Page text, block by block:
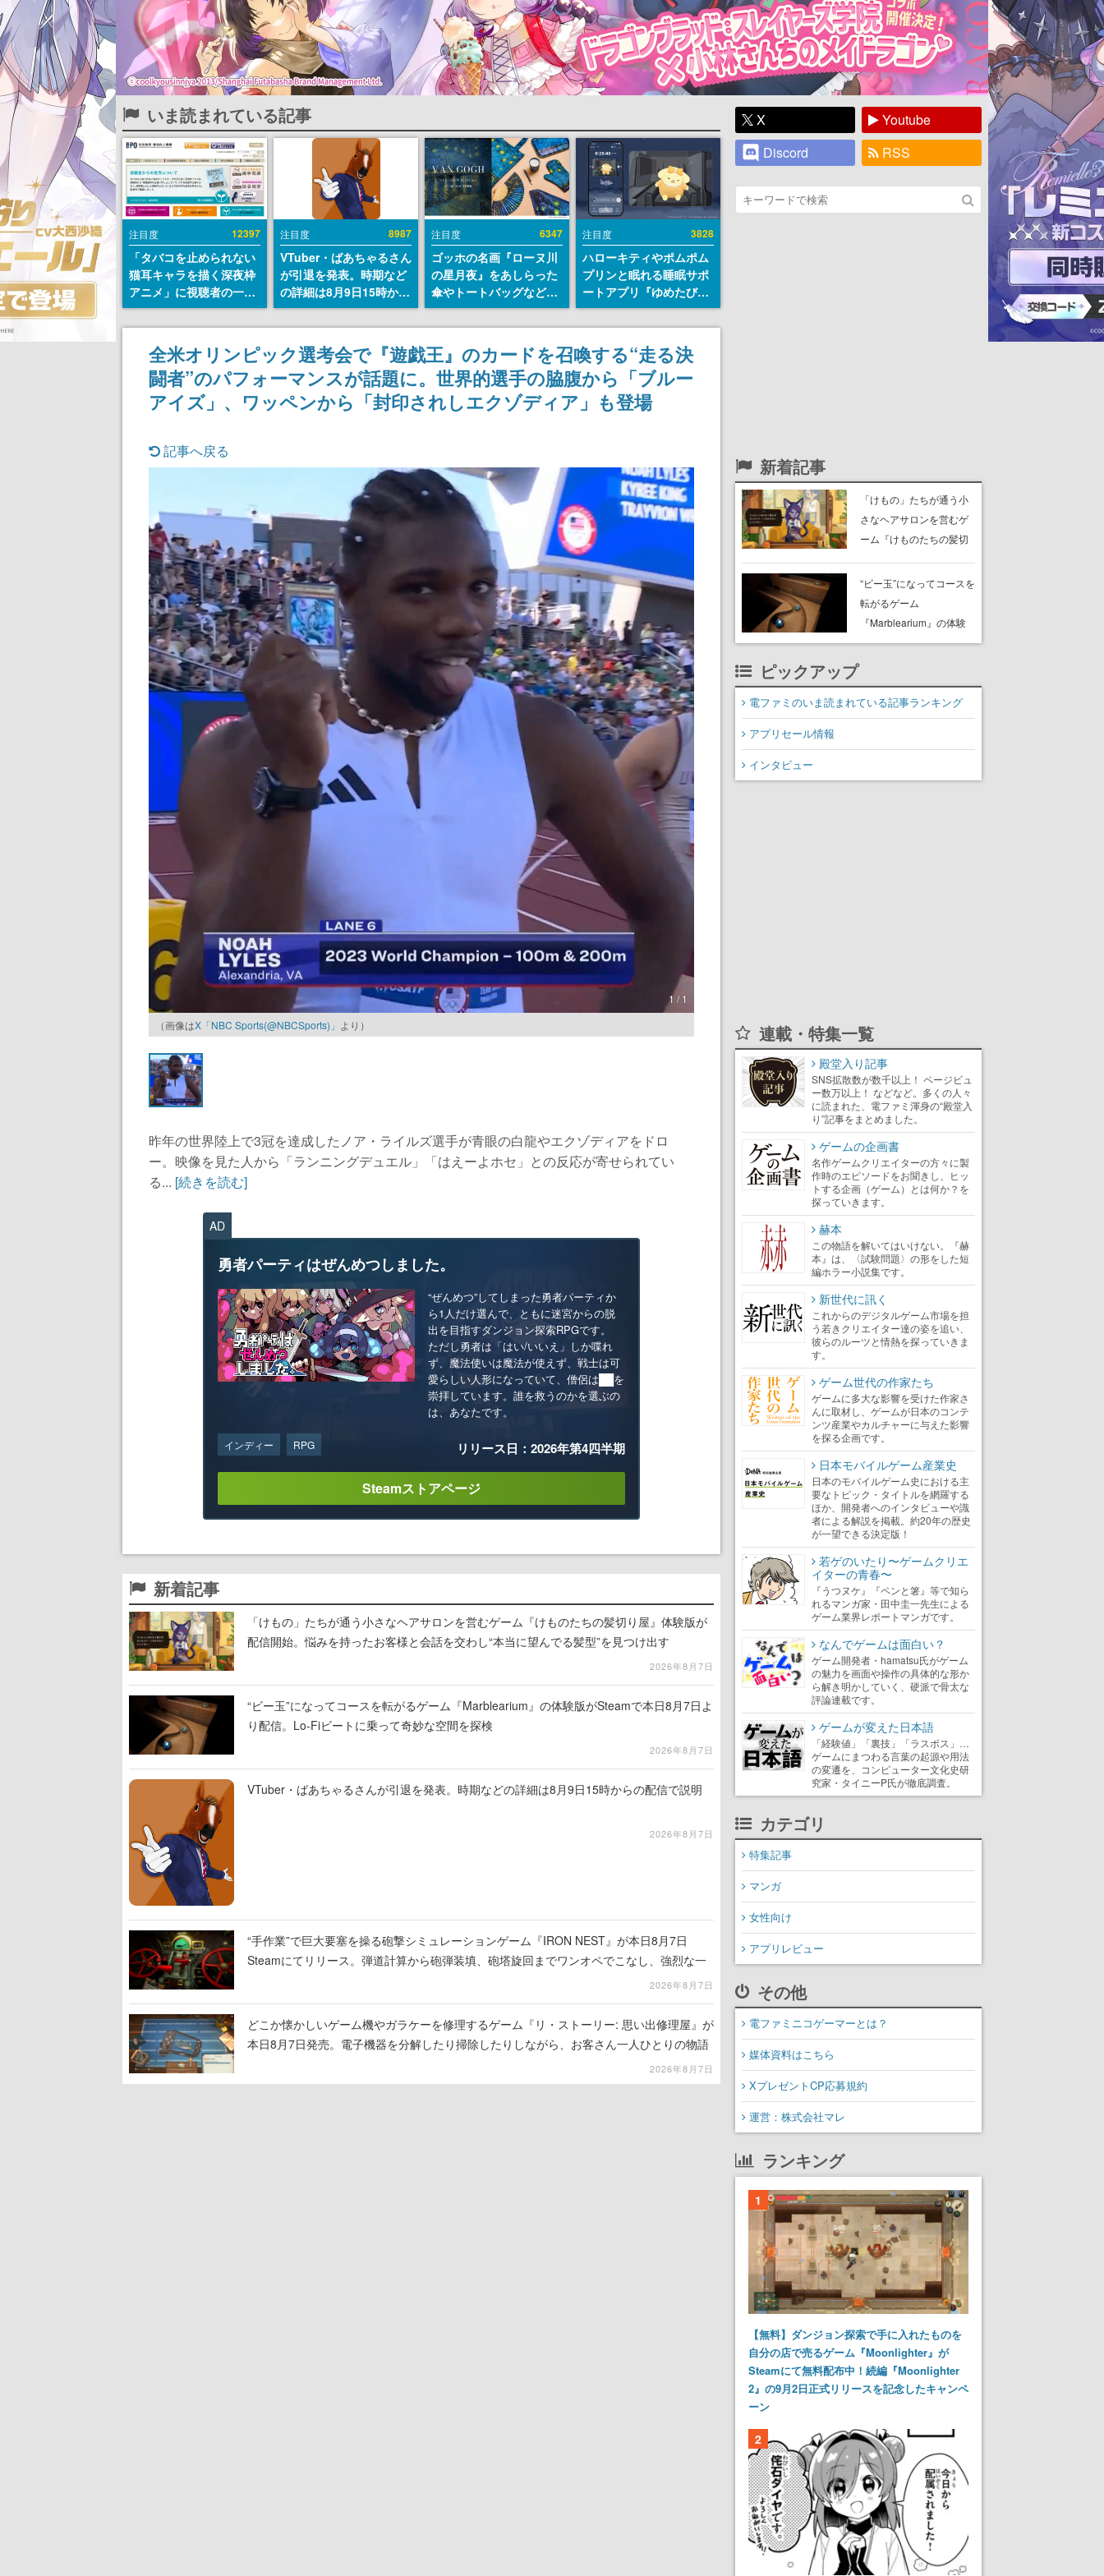
いま読まれている記事
注目度 12397
「タバコを止められない
猫耳キャラを描く深夜枠
アニメ」に視聴者の一部
から批判意見。違法薬物
の使用と思しき描写も含
めて、BPOが議論を交わ
注目度 8987
VTuber・ばあちゃるさん
が引退を発表。時期など
の詳細は8月9日15時から
の配信で説明
注目度 6347
ゴッホの名画『ローヌ川
の星月夜』をあしらった
傘やトートバッグなどが
登場。8月7日21時より2
日間限定で予約販売
注目度 3828
ハローキティやポムポム
プリンと眠れる睡眠サポ
ートアプリ『ゆめたび』
が配信中。キャラごとの
ASMRや目覚ましアラー
ムも搭載
全米オリンピック選考会で『遊戯王』のカードを召喚する“走る決
闘者”のパフォーマンスが話題に。世界的選手の脇腹から「ブルー
アイズ」、ワッペンから「封印されしエクゾディア」も登場
記事へ戻る
1 / 1
（画像はX「NBC Sports(@NBCSports)」 より）
昨年の世界陸上で3冠を達成したノア・ライルズ選手が青眼の白龍やエクゾディアをドロ
ー。映像を見た人から「ランニングデュエル」「はえーよホセ」との反応が寄せられてい
る... [続きを読む]
AD
勇者パーティはぜんめつしました。
“ぜんめつ”してしまった勇者パーティか
ら1人だけ選んで、ともに迷宮からの脱
出を目指すダンジョン探索RPGです。
ただし勇者は「はい/いいえ」しか喋れ
ず、魔法使いは魔法が使えず、戦士は可
愛らしい人形になっていて、僧侶は██を
崇拝しています。誰を救うのかを選ぶの
は、あなたです。
インディー RPG リリース日：2026年第4四半期
Steamストアページ
新着記事
「けもの」たちが通う小さなヘアサロンを営むゲーム『けものたちの髪切り屋』体験版が
配信開始。悩みを持ったお客様と会話を交わし“本当に望んでる髪型”を見つけ出す
2026年8月7日
“ビー玉”になってコースを転がるゲーム『Marblearium』の体験版がSteamで本日8月7日よ
り配信。Lo-Fiビートに乗って奇妙な空間を探検
2026年8月7日
VTuber・ばあちゃるさんが引退を発表。時期などの詳細は8月9日15時からの配信で説明
2026年8月7日
“手作業”で巨大要塞を操る砲撃シミュレーションゲーム『IRON NEST』が本日8月7日
Steamにてリリース。弾道計算から砲弾装填、砲塔旋回までワンオペでこなし、強烈な一
2026年8月7日
どこか懐かしいゲーム機やガラケーを修理するゲーム『リ・ストーリー: 思い出修理屋』が
本日8月7日発売。電子機器を分解したり掃除したりしながら、お客さん一人ひとりの物語
2026年8月7日
X
Youtube
Discord
RSS
新着記事
「けもの」たちが通う小
さなヘアサロンを営むゲ
ーム『けものたちの髪切
始。悩みを持ったお客様
と会話を交わし“本当に望
んでる髪型”を見つけ出す
“ビー玉”になってコースを
転がるゲーム
『Marblearium』の体験
版がSteamで本日8月7日
ピックアップ
電ファミのいま読まれている記事ランキング
アプリセール情報
インタビュー
連載・特集一覧
殿堂入り記事
SNS拡散数が数千以上！ ページビュ
ー数万以上！ などなど。多くの人々
に読まれた、電ファミ渾身の“殿堂入
り”記事をまとめました。
ゲームの企画書
名作ゲームクリエイターの方々に製
作時のエピソードをお聞きし、ヒッ
トする企画（ゲーム）とは何か？を
探っていきます。
赫本
この物語を解いてはいけない。『赫
本』は、〈試験問題〉の形をした短
編ホラー小説集です。
新世代に訊く
これからのデジタルゲーム市場を担
う若きクリエイター達の姿を追い、
彼らのルーツと情熱を探っていきま
す。
ゲーム世代の作家たち
ゲームに多大な影響を受けた作家さ
んに取材し、ゲームが日本のコンテ
ンツ産業やカルチャーに与えた影響
を探る企画です。
日本モバイルゲーム産業史
日本のモバイルゲーム史における主
要なトピック・タイトルを網羅する
ほか、開発者へのインタビューや識
者による解説を掲載。約20年の歴史
が一望できる決定版！
若ゲのいたり〜ゲームクリエ
イターの青春〜
『うつヌケ』『ペンと箸』等で知ら
れるマンガ家・田中圭一先生による
ゲーム業界レポートマンガです。
なんでゲームは面白い？
ゲーム開発者・hamatsu氏がゲーム
の魅力を画面や操作の具体的な形か
ら解き明かしていく、硬派で骨太な
評論連載です。
ゲームが変えた日本語
「経験値」「裏技」「ラスボス」…
ゲームにまつわる言葉の起源や用法
の変遷を、コンピューター文化史研
究家・タイニーP氏が徹底調査。
カテゴリ
特集記事
マンガ
女性向け
アプリレビュー
その他
電ファミニコゲーマーとは？
媒体資料はこちら
XプレゼントCP応募規約
運営：株式会社マレ
ランキング
1
【無料】ダンジョン探索で手に入れたものを
自分の店で売るゲーム『Moonlighter』が
Steamにて無料配布中！続編『Moonlighter
2』の9月2日正式リリースを記念したキャンペ
ーン
2